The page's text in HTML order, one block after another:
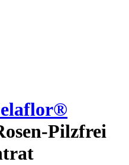
Pilzfrei